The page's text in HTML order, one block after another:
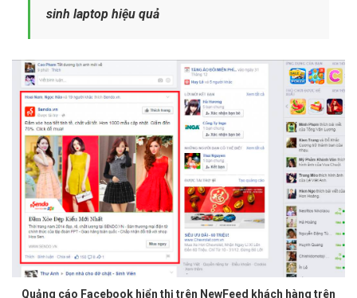
sinh laptop hiệu quả
Quảng cáo Facebook hiển thị trên NewFeed khách hàng trên